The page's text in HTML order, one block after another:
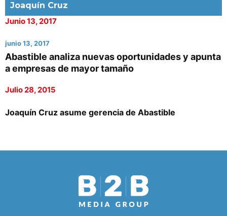
Joaquín Cruz
Junio 13, 2017
junio 13, 2017
Abastible analiza nuevas oportunidades y apunta
a empresas de mayor tamaño
Julio 28, 2015
Joaquín Cruz asume gerencia de Abastible